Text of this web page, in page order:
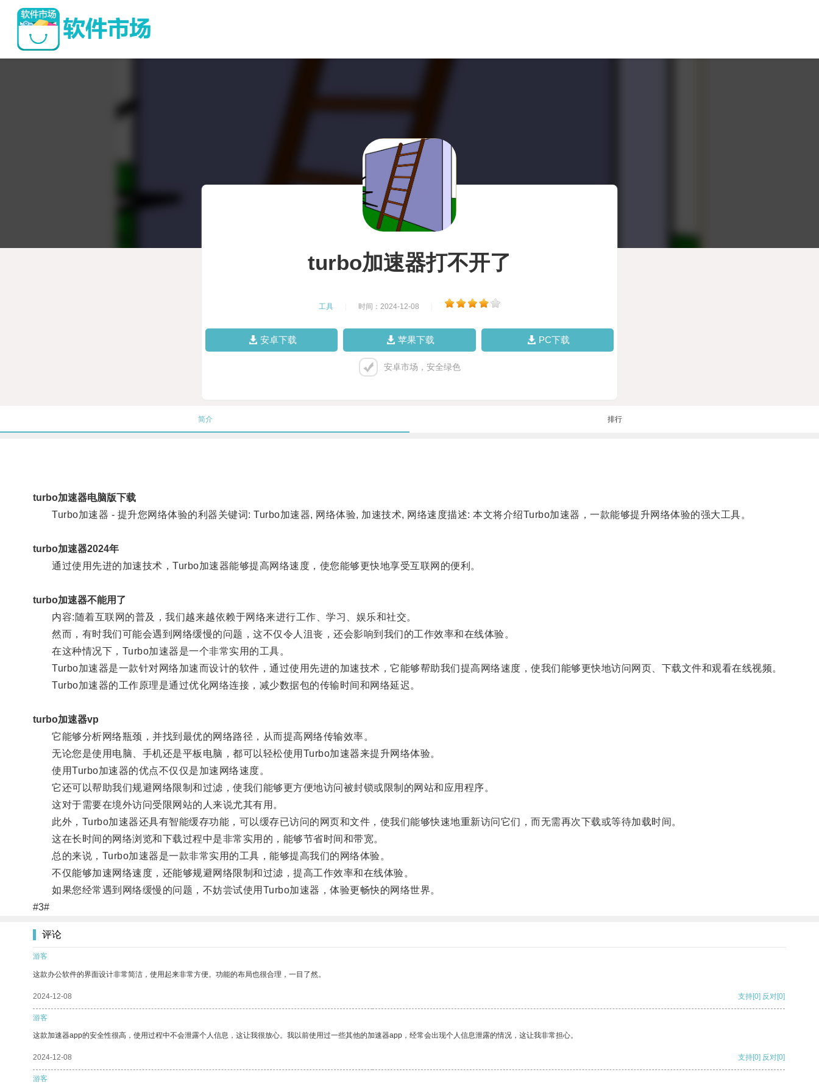
turbo加速器打不开了
工具 时间：2024-12-08
安卓下载 苹果下载 PC下载
安卓市场，安全绿色
简介 排行
turbo加速器电脑版下载
Turbo加速器 - 提升您网络体验的利器关键词: Turbo加速器, 网络体验, 加速技术, 网络速度描述: 本文将介绍Turbo加速器，一款能够提升网络体验的强大工具。
turbo加速器2024年
通过使用先进的加速技术，Turbo加速器能够提高网络速度，使您能够更快地享受互联网的便利。
turbo加速器不能用了
内容:随着互联网的普及，我们越来越依赖于网络来进行工作、学习、娱乐和社交。
然而，有时我们可能会遇到网络缓慢的问题，这不仅令人沮丧，还会影响到我们的工作效率和在线体验。
在这种情况下，Turbo加速器是一个非常实用的工具。
Turbo加速器是一款针对网络加速而设计的软件，通过使用先进的加速技术，它能够帮助我们提高网络速度，使我们能够更快地访问网页、下载文件和观看在线视频。
Turbo加速器的工作原理是通过优化网络连接，减少数据包的传输时间和网络延迟。
turbo加速器vp
它能够分析网络瓶颈，并找到最优的网络路径，从而提高网络传输效率。
无论您是使用电脑、手机还是平板电脑，都可以轻松使用Turbo加速器来提升网络体验。
使用Turbo加速器的优点不仅仅是加速网络速度。
它还可以帮助我们规避网络限制和过滤，使我们能够更方便地访问被封锁或限制的网站和应用程序。
这对于需要在境外访问受限网站的人来说尤其有用。
此外，Turbo加速器还具有智能缓存功能，可以缓存已访问的网页和文件，使我们能够快速地重新访问它们，而无需再次下载或等待加载时间。
这在长时间的网络浏览和下载过程中是非常实用的，能够节省时间和带宽。
总的来说，Turbo加速器是一款非常实用的工具，能够提高我们的网络体验。
不仅能够加速网络速度，还能够规避网络限制和过滤，提高工作效率和在线体验。
如果您经常遇到网络缓慢的问题，不妨尝试使用Turbo加速器，体验更畅快的网络世界。
#3#
评论
游客
这款办公软件的界面设计非常简洁，使用起来非常方便。功能的布局也很合理，一目了然。
2024-12-08 支持[0] 反对[0]
游客
这款加速器app的安全性很高，使用过程中不会泄露个人信息，这让我很放心。我以前使用过一些其他的加速器app，经常会出现个人信息泄露的情况，这让我非常担心。
2024-12-08 支持[0] 反对[0]
游客